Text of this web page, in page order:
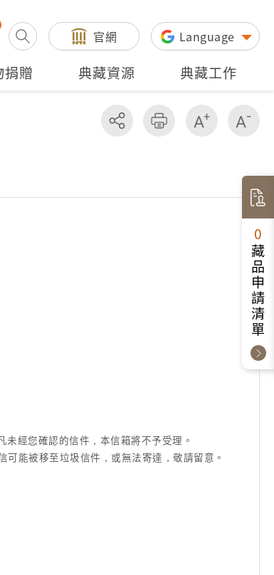
官網 Language
捐贈 典藏資源 典藏工作
分享 友善列印 增加字級
經您確認的信件，本信箱將不予受理。
能被移至垃圾信件，或無法寄達，敬請留意。
0
藏品申請清單